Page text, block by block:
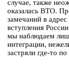
случае, также
оказалась ВТО.
замечаний в адрес
вступления
мы наблюдаем
интеграции,
застряли где-то